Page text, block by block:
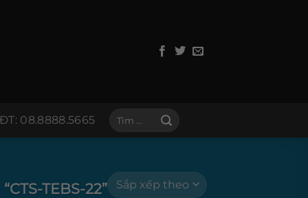
ĐT: 08.8888.5665
Tìm
TEBS-22”